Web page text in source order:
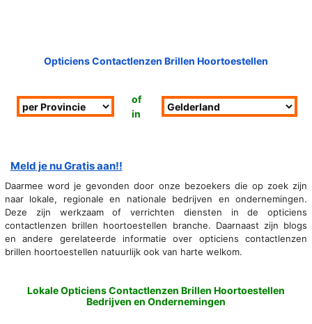
Opticiens Contactlenzen Brillen Hoortoestellen
of
in
Meld je nu Gratis aan!!
Daarmee word je gevonden door onze bezoekers die op zoek zijn
naar lokale, regionale en nationale bedrijven en ondernemingen.
Deze zijn werkzaam of verrichten diensten in de opticiens
contactlenzen brillen hoortoestellen branche. Daarnaast zijn blogs
en andere gerelateerde informatie over opticiens contactlenzen
brillen hoortoestellen natuurlijk ook van harte welkom.
Lokale Opticiens Contactlenzen Brillen Hoortoestellen
Bedrijven en Ondernemingen